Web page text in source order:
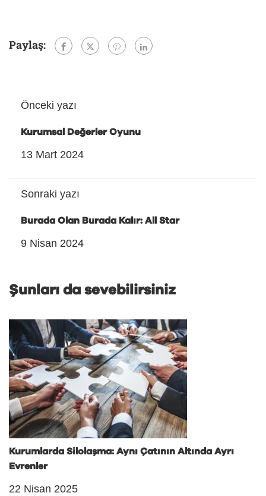
Paylaş:
Önceki yazı
Kurumsal Değerler Oyunu
13 Mart 2024
Sonraki yazı
Burada Olan Burada Kalır: All Star
9 Nisan 2024
Şunları da sevebilirsiniz
Kurumlarda Silolaşma: Aynı Çatının Altında Ayrı
Evrenler
22 Nisan 2025